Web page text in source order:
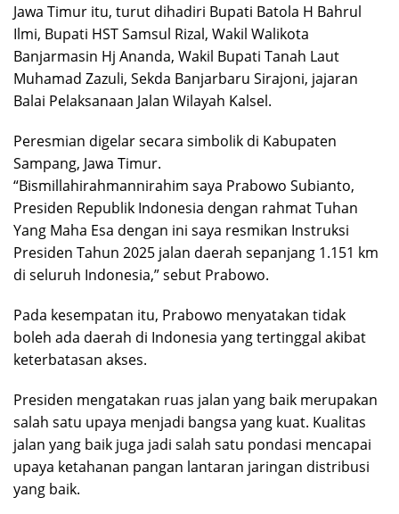
Jawa Timur itu, turut dihadiri Bupati Batola H Bahrul
Ilmi, Bupati HST Samsul Rizal, Wakil Walikota
Banjarmasin Hj Ananda, Wakil Bupati Tanah Laut
Muhamad Zazuli, Sekda Banjarbaru Sirajoni, jajaran
Balai Pelaksanaan Jalan Wilayah Kalsel.
Peresmian digelar secara simbolik di Kabupaten
Sampang, Jawa Timur.
“Bismillahirahmannirahim saya Prabowo Subianto,
Presiden Republik Indonesia dengan rahmat Tuhan
Yang Maha Esa dengan ini saya resmikan Instruksi
Presiden Tahun 2025 jalan daerah sepanjang 1.151 km
di seluruh Indonesia,” sebut Prabowo.
Pada kesempatan itu, Prabowo menyatakan tidak
boleh ada daerah di Indonesia yang tertinggal akibat
keterbatasan akses.
Presiden mengatakan ruas jalan yang baik merupakan
salah satu upaya menjadi bangsa yang kuat. Kualitas
jalan yang baik juga jadi salah satu pondasi mencapai
upaya ketahanan pangan lantaran jaringan distribusi
yang baik.